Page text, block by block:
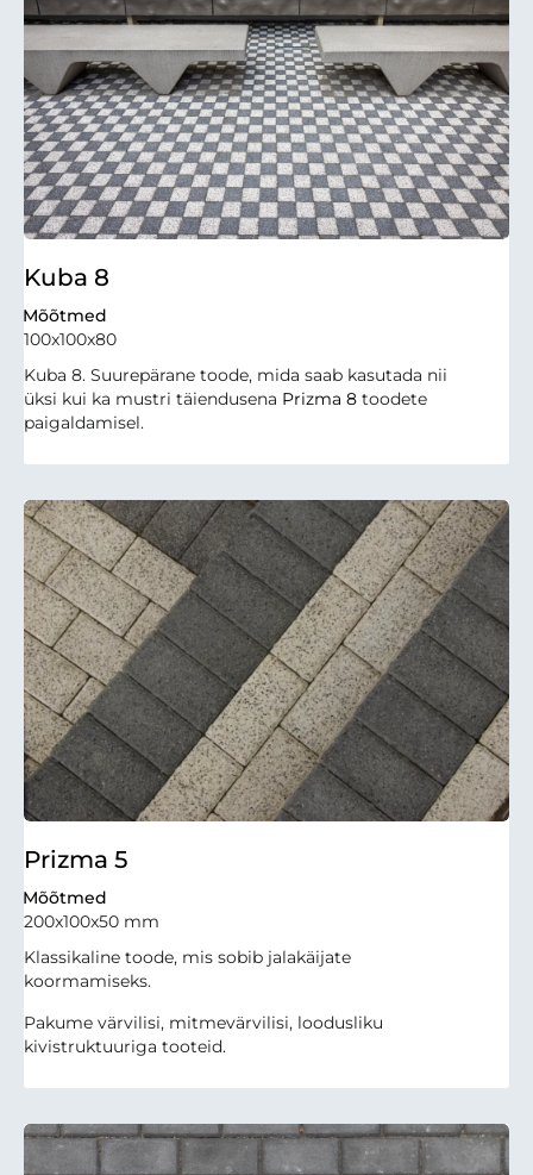
Kuba 8
Mõõtmed
100x100x80
Kuba 8. Suurepärane toode, mida saab kasutada nii
üksi kui ka mustri täiendusena Prizma 8 toodete
paigaldamisel.
Prizma 5
Mõõtmed
200x100x50 mm
Klassikaline toode, mis sobib jalakäijate
koormamiseks.
Pakume värvilisi, mitmevärvilisi, loodusliku
kivistruktuuriga tooteid.